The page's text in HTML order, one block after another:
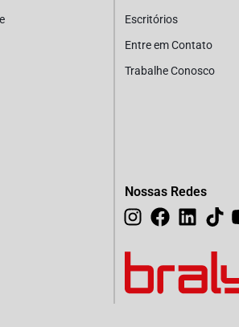
Escritórios
Entre em Contato
Trabalhe Conosco
Nossas Redes